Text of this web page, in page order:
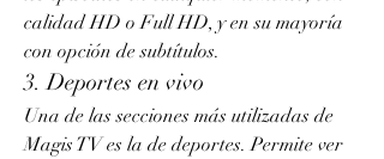
calidad HD o Full HD, y en su mayoría
con opción de subtítulos.
3. Deportes en vivo
Una de las secciones más utilizadas de
Magis TV es la de deportes. Permite ver